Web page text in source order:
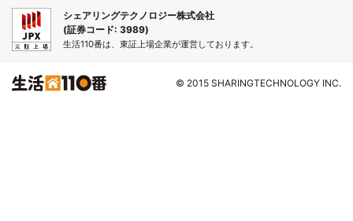
シェアリングテクノロジー株式会社
(証券コード: 3989)
生活110番は、東証上場企業が運営しております。
© 2015 SHARINGTECHNOLOGY INC.